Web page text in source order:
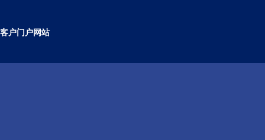
客户门户网站